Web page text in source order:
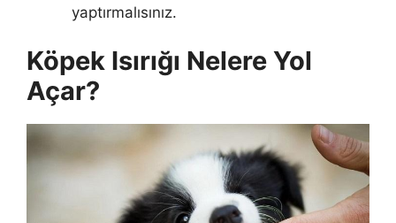
yaptırmalısınız.
Köpek Isırığı Nelere Yol
Açar?